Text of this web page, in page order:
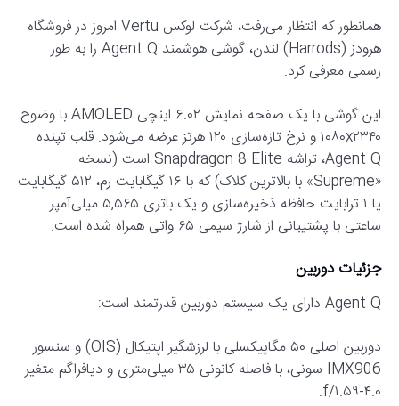
همانطور که انتظار می‌رفت، شرکت لوکس Vertu امروز در فروشگاه
هرودز (Harrods) لندن، گوشی هوشمند Agent Q را به طور
رسمی معرفی کرد.
این گوشی با یک صفحه نمایش ۶.۰۲ اینچی AMOLED با وضوح
۱۰۸۰x۲۳۴۰ و نرخ تازه‌سازی ۱۲۰ هرتز عرضه می‌شود. قلب تپنده
Agent Q، تراشه Snapdragon 8 Elite است (نسخه
«Supreme» با بالاترین کلاک) که با ۱۶ گیگابایت رم، ۵۱۲ گیگابایت
یا ۱ ترابایت حافظه ذخیره‌سازی و یک باتری ۵,۵۶۵ میلی‌آمپر
ساعتی با پشتیبانی از شارژ سیمی ۶۵ واتی همراه شده است.
جزئیات دوربین
Agent Q دارای یک سیستم دوربین قدرتمند است:
دوربین اصلی ۵۰ مگاپیکسلی با لرزشگیر اپتیکال (OIS) و سنسور
IMX906 سونی، با فاصله کانونی ۳۵ میلی‌متری و دیافراگم متغیر
f/۱.۵۹-۴.۰.